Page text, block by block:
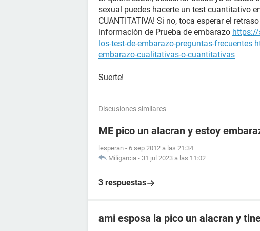
sexual puedes hacerte un test cuantitativo
CUANTITATIVA! Si no, toca esperar el
información de Prueba de embarazo
los-test-de-embarazo-preguntas-frecuentes
embarazo-cualitativas-o-cuantitativas
Suerte!
Discusiones similares
ME pico un alacran y estoy
lesperan - 6 sep 2012 a las 21:34
Miligarcia - 31 jul 2023 a las 11:02
3 respuestas
ami esposa la pico un alacran y